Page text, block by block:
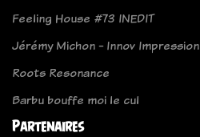
Feeling House #73 INEDIT
Jérémy Michon - Innov Impression
Roots Resonance
Barbu bouffe moi le cul
Partenaires